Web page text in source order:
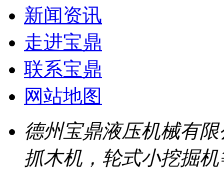
新闻资讯
走进宝鼎
联系宝鼎
网站地图
德州宝鼎液压机械有
抓木机，轮式小挖掘